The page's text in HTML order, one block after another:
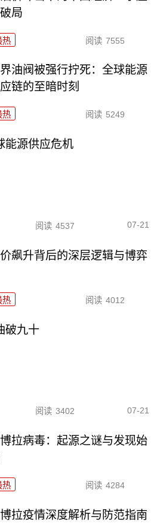
局
热 阅读 7555
油阀被强行拧死：全球能源
链的至暗时刻
热 阅读 5249
能源供应危机
阅读 4537 07-21
飙升背后的深层逻辑与博弈
热 阅读 4012
破九十
阅读 3402 07-21
拉病毒：起源之谜与发现始
热 阅读 4284
拉疫情深度解析与防范指南